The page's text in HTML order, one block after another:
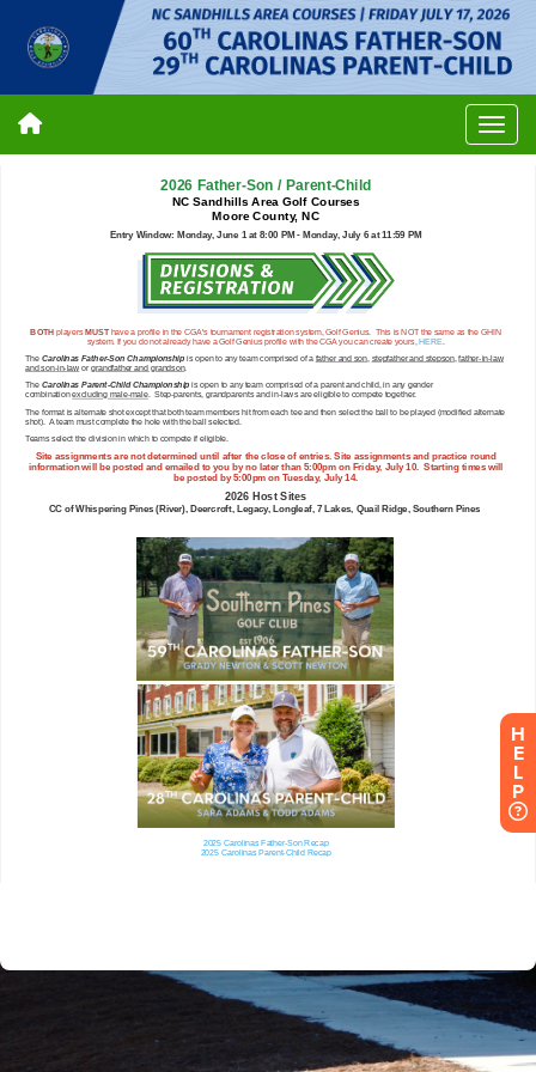
H
E
L
P